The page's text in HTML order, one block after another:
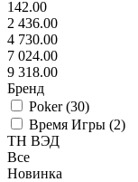
142.00
2 436.00
4 730.00
7 024.00
9 318.00
Бренд
Poker (30)
Время Игры (2)
ТН ВЭД
Все
Новинка